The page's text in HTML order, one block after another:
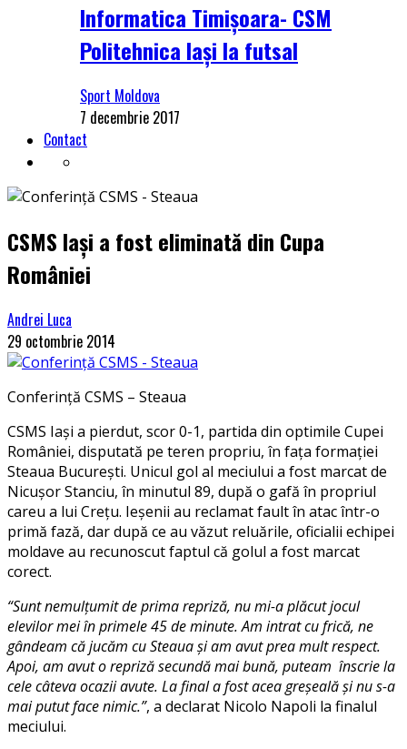
Informatica Timișoara- CSM
Politehnica Iași la futsal
Sport Moldova
7 decembrie 2017
Contact
CSMS Iași a fost eliminată din Cupa
României
Andrei Luca
29 octombrie 2014
Conferință CSMS – Steaua
CSMS Iași a pierdut, scor 0-1, partida din optimile Cupei
României, disputată pe teren propriu, în fața formației
Steaua București. Unicul gol al meciului a fost marcat de
Nicușor Stanciu, în minutul 89, după o gafă în propriul
careu a lui Crețu. Ieșenii au reclamat fault în atac într-o
primă fază, dar după ce au văzut reluările, oficialii echipei
moldave au recunoscut faptul că golul a fost marcat
corect.
“Sunt nemulțumit de prima repriză, nu mi-a plăcut jocul
elevilor mei în primele 45 de minute. Am intrat cu frică, ne
gândeam că jucăm cu Steaua și am avut prea mult respect.
Apoi, am avut o repriză secundă mai bună, puteam înscrie la
cele câteva ocazii avute. La final a fost acea greșeală și nu s-a
mai putut face nimic.”, a declarat Nicolo Napoli la finalul
meciului.